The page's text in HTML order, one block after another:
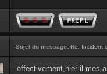
Sujet du message: Re: Incident
effectivement,hier il mes